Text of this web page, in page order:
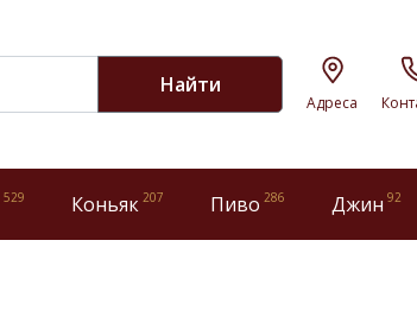
Найти
Адреса
529 Коньяк 207 Пиво 286 Джин 92